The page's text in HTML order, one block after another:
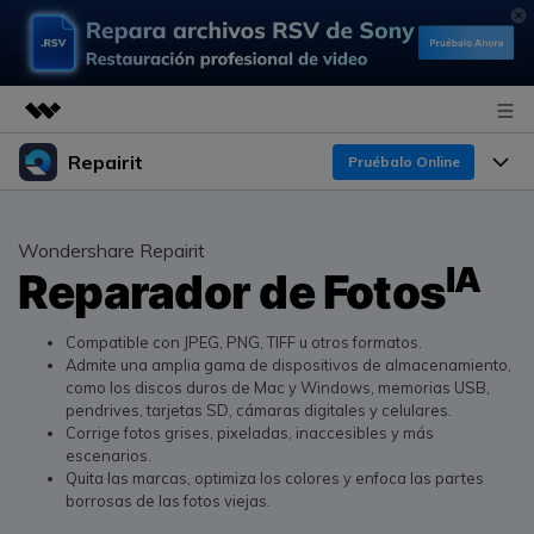
Productos destacados
Utilidades
Soluciones
Quiénes somos
Sala de prensa
Soporte
Repairit Pruébalo Online
Repara y mejora archivos con IA
multiplataforma
Pruébalo Gratis
Funciones
Para PC
En Línea
¿Por qué Repairit?
Experto en Reparación de Datos
Perspectiva Tecnológica
Guías y Soporte
Recursos
Soluciones de Video
Soluciones de Archivos
Precios
Wondershare Repairit
Reparador de FotosIA
Compatible con JPEG, PNG, TIFF u otros formatos.
Admite una amplia gama de dispositivos de almacenamiento,
como los discos duros de Mac y Windows, memorias USB,
pendrives, tarjetas SD, cámaras digitales y celulares.
Corrige fotos grises, pixeladas, inaccesibles y más
escenarios.
Quita las marcas, optimiza los colores y enfoca las partes
borrosas de las fotos viejas.